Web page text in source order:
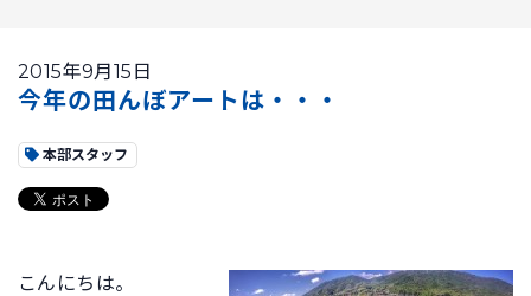
2015年9月15日
今年の田んぼアートは・・・
本部スタッフ
こんにちは。